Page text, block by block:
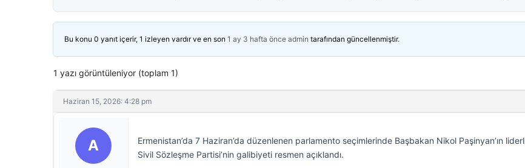
Bu konu 0 yanıt içerir, 1 izleyen vardır ve en son 1 ay 3 hafta önce admin tarafından güncellenmiştir.
1 yazı görüntüleniyor (toplam 1)
Haziran 15, 2026: 4:28 pm
A
Ermenistan’da 7 Haziran’da düzenlenen parlamento seçimlerinde Başbakan Nikol Paşinyan’ın
Sivil Sözleşme Partisi’nin galibiyeti resmen açıklandı.